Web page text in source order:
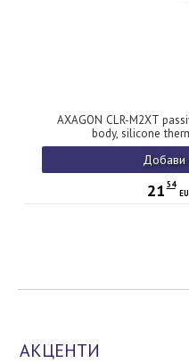
AXAGON CLR-M2XT
body, silicone
Добави
21 54
АКЦЕНТИ